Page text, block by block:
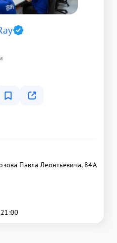
Павла Леонтьевича, 84А